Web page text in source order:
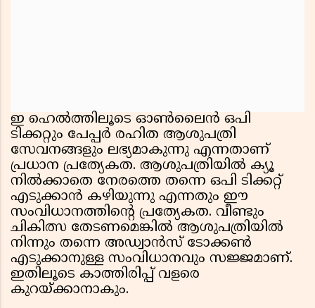
ഇ ഹെല്‍ത്തിലൂടെ ഓണ്‍ലൈന്‍ ഒപി
ടിക്കറ്റും പേപ്പര്‍ രഹിത ആശുപത്രി
സേവനങ്ങളും ലഭ്യമാകുന്നു എന്നതാണ്
പ്രധാന പ്രത്യേകത. ആശുപത്രിയില്‍ ക്യൂ
നില്‍ക്കാതെ നേരത്തെ തന്നെ ഒപി ടിക്കറ്റ്
എടുക്കാന്‍ കഴിയുന്നു എന്നതും ഈ
സംവിധാനത്തിന്റെ പ്രത്യേകത. വീണ്ടും
ചികിത്സ തേടണമെങ്കില്‍ ആശുപത്രിയില്‍
നിന്നും തന്നെ അഡ്വാന്‍സ് ടോക്കണ്‍
എടുക്കാനുള്ള സംവിധാനവും സജ്ജമാണ്.
ഇതിലൂടെ കാത്തിരിപ്പ് വളരെ
കുറയ്ക്കാനാകും.